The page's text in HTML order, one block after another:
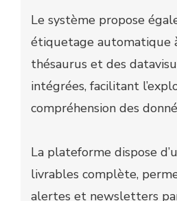
Le système propose
étiquetage automatique
thésaurus et des
intégrées, facilitant
compréhension des
La plateforme dispose
livrables complète,
alertes et newsletters